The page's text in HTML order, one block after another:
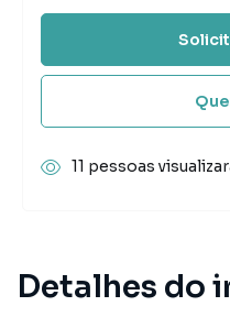
Detalhes do
11 pessoas